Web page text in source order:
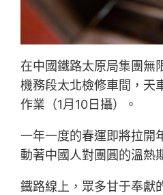
在中國鐵路太原局集團無
機務段太北檢修車間，天
作業（1月10日攝）。
一年一度的春運即將拉開
動著中國人對團圓的溫熱
鐵路線上，眾多甘于奉獻